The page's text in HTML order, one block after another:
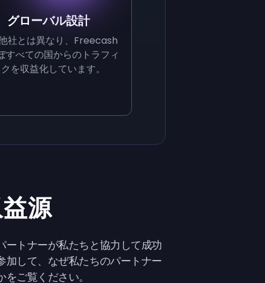
グローバル設計
社とは異なり、Freecash
すべての国からのトラフィ
を収益化しています。
源
ートナーが私たちと協力して成功
加して、なぜ私たちのパートナー
ご覧ください。